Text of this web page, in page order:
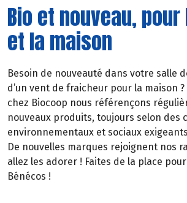
Bio et nouveau,
et la maison
Besoin de nouveauté dans votre salle
d’un vent de fraicheur pour la maison
chez Biocoop nous référençons
nouveaux produits, toujours selon des
environnementaux et sociaux
De nouvelles marques rejoignent nos
allez les adorer ! Faites de la place
Bénécos !